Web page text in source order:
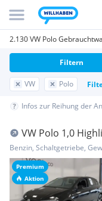
2.130 VW Polo
VW Polo
Filtern
Infos zur Reihung der
Premium
Aktion
VW Polo 1,0
Benzin, Schaltgetriebe,